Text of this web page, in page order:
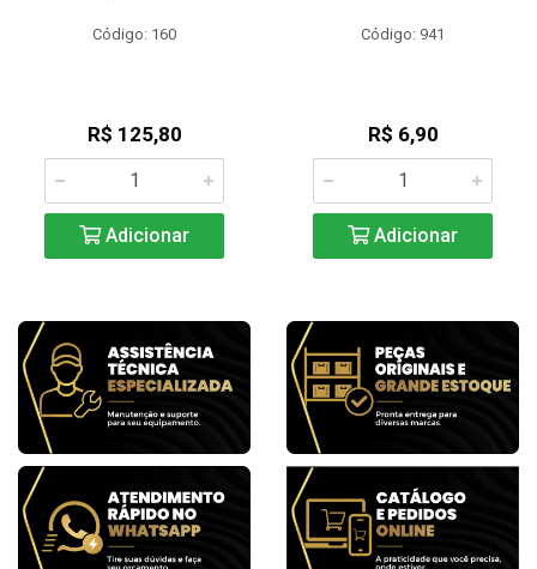
Código: 160
R$ 125,80
Adicionar
Código: 941
R$ 6,90
Adicionar